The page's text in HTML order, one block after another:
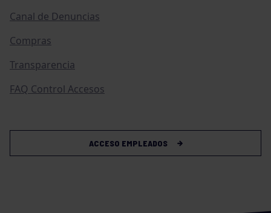
Canal de Denuncias
Compras
Transparencia
FAQ Control Accesos
ACCESO EMPLEADOS